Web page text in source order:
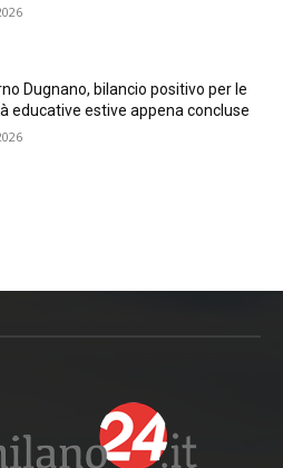
Dugnano, bilancio positivo per le
educative estive appena concluse